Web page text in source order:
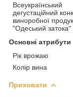
Всеукраїнський
дегустаційний
виноробної
"Одеський
Основні атрибути
Рік врожаю
Колір вина
Приховати